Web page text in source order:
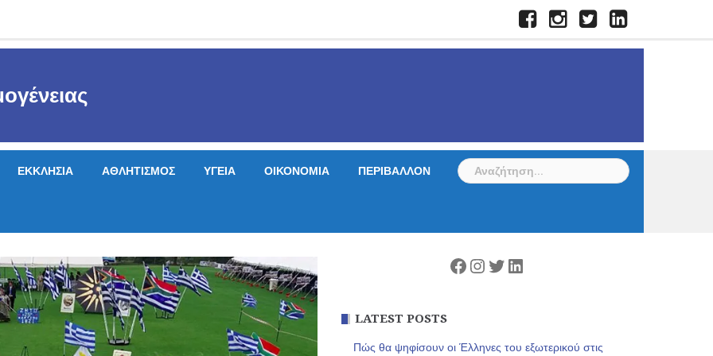
FacebookInstagramTwitterLinkedIn
ΕΚΚΛΗΣΙΑ ΑΘΛΗΤΙΣΜΟΣ ΥΓΕΙΑ ΟΙΚΟΝΟΜΙΑ ΠΕΡΙΒΑΛΛΟΝ
Αναζήτηση
για:
Facebook
Instagram
Twitter
Linkedin
LATEST POSTS
Πώς θα ψηφίσουν οι Έλληνες του εξωτερικού στις